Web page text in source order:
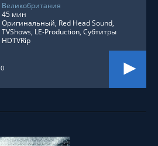
0
Великобритания
45 мин
Оригинальный, Red Head Sound,
TVShows, LE-Production, Субтитры
HDTVRip